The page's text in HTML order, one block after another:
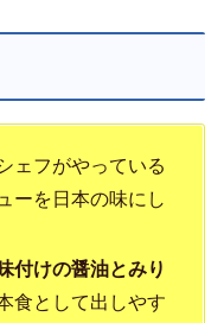
ェフがやっている
ーを日本の味にし
付けの醤油とみり
食として出しやす